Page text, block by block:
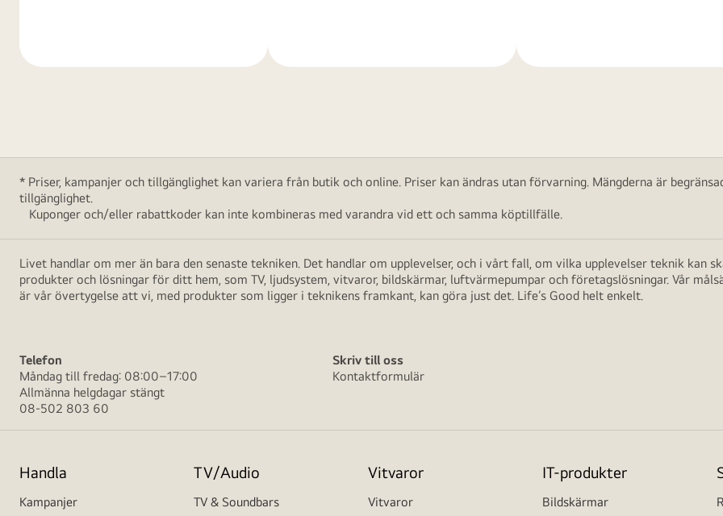
* Priser, kampanjer och tillgänglighet kan variera från butik och online. Priser kan ändras utan förvarning. Mängderna är
tillgänglighet.
Kuponger och/eller rabattkoder kan inte kombineras med varandra vid ett och samma köptillfälle.
Livet handlar om mer än bara den senaste tekniken. Det handlar om upplevelser, och i vårt fall, om vilka upplevelser teknik kan
produkter och lösningar för ditt hem, som TV, ljudsystem, vitvaror, bildskärmar, luftvärmepumpar och företagslösningar. Vår
är vår övertygelse att vi, med produkter som ligger i teknikens framkant, kan göra just det. Life’s Good helt enkelt.
Telefon
Måndag till fredag: 08:00–17:00
Allmänna helgdagar stängt
08-502 803 60
Skriv till oss
Kontaktformulär
Handla
Kampanjer
TV/Audio
TV & Soundbars
Vitvaror
Vitvaror
IT-produkter
Bildskärmar